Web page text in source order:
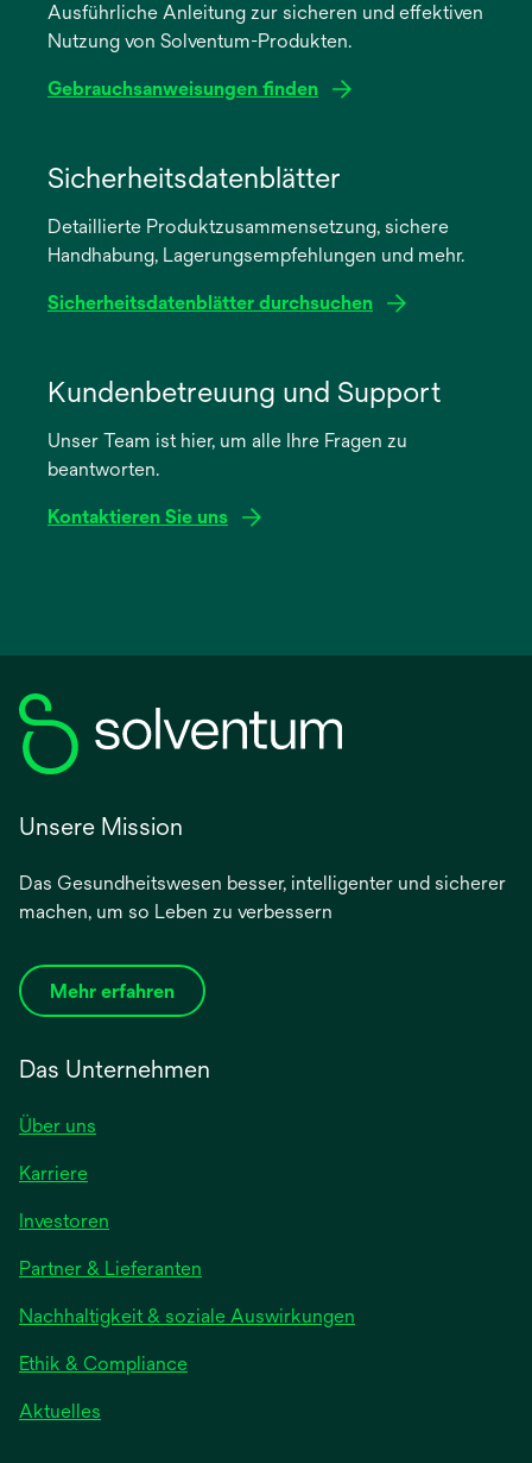
Ausführliche Anleitung zur sicheren und effektiven
Nutzung von Solventum-Produkten.
Gebrauchsanweisungen finden
neuen
Registerkarte
Sicherheitsdatenblätter
Detaillierte Produktzusammensetzung, sichere
Handhabung, Lagerungsempfehlungen und mehr.
Sicherheitsdatenblätter durchsuchen
neuen
Registerkarte
Kundenbetreuung und Support
Unser Team ist hier, um alle Ihre Fragen zu
beantworten.
Kontaktieren Sie uns
Unsere Mission
Das Gesundheitswesen besser, intelligenter und sicherer
machen, um so Leben zu verbessern
Mehr erfahren
Das Unternehmen
Über uns
Karriere
Investoren
Partner & Lieferanten
Nachhaltigkeit & soziale Auswirkungen
Ethik & Compliance
Aktuelles